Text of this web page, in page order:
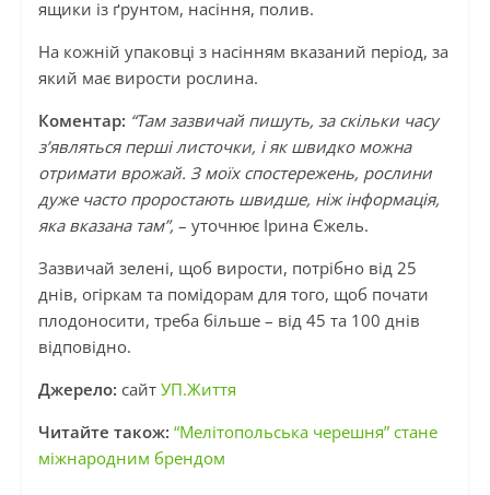
ящики із ґрунтом, насіння, полив.
На кожній упаковці з насінням вказаний період, за
який має вирости рослина.
Коментар: “Там зазвичай пишуть, за скільки часу
з’являться перші листочки, і як швидко можна
отримати врожай. З моїх спостережень, рослини
дуже часто проростають швидше, ніж інформація,
яка вказана там”, – уточнює Ірина Єжель.
Зазвичай зелені, щоб вирости, потрібно від 25
днів, огіркам та помідорам для того, щоб почати
плодоносити, треба більше – від 45 та 100 днів
відповідно.
Джерело: сайт УП.Життя
Читайте також: “Мелітопольська черешня” стане
міжнародним брендом